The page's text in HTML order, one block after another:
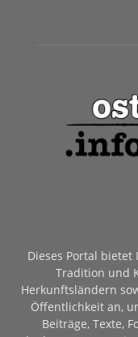
Dieses Portal
Tradition und
Herkunftsländern
Öffentlichkeit an,
Beiträge, Texte,